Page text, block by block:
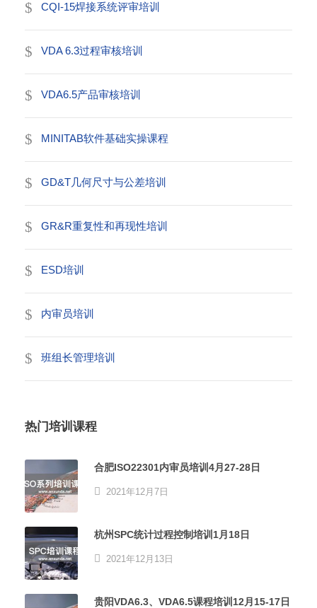
CQI-15焊接系统评审培训
VDA 6.3过程审核培训
VDA6.5产品审核培训
MINITAB软件基础实操课程
GD&T几何尺寸与公差培训
GR&R重复性和再现性培训
ESD培训
内审员培训
班组长管理培训
热门培训课程
合肥ISO22301内审员培训4月27-28日
2021年12月7日
杭州SPC统计过程控制培训1月18日
2021年12月13日
贵阳VDA6.3、VDA6.5课程培训12月15-17日